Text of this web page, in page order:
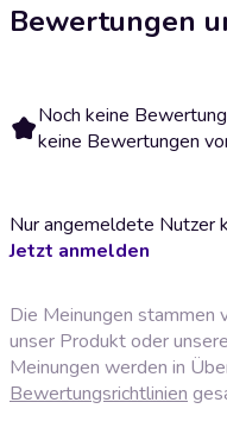
Bewertungen
Noch keine
keine Bewertungen
Nur angemeldete Nutzer
Jetzt anmelden
Die Meinungen stammen
unser Produkt oder
Meinungen werden in
Bewertungsrichtlinien